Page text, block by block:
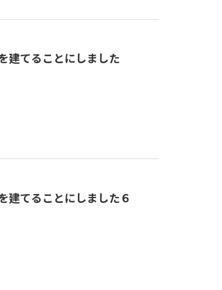
建てることにしました
建てることにしました６